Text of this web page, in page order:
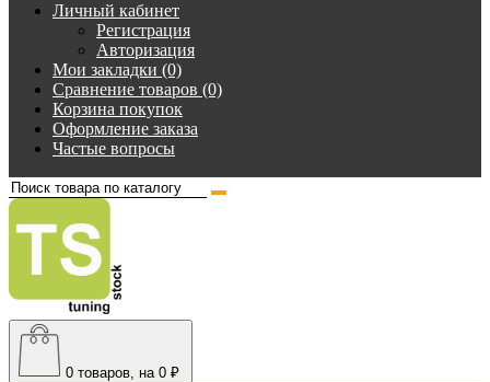
Личный кабинет
Регистрация
Авторизация
Мои закладки (0)
Сравнение товаров (0)
Корзина покупок
Оформление заказа
Частые вопросы
0 товаров, на 0 ₽